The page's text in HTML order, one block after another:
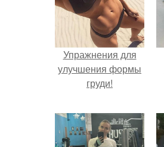
Упражнения для
улучшения формы
груди!